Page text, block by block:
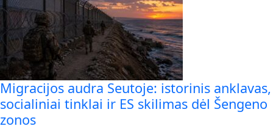
Migracijos audra Seutoje: istorinis anklavas,
socialiniai tinklai ir ES skilimas dėl Šengeno
zonos